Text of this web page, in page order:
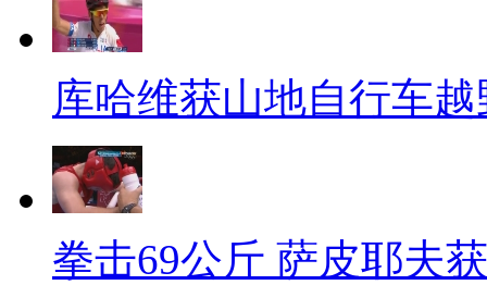
库哈维获山地自行车
拳击69公斤 萨皮耶夫